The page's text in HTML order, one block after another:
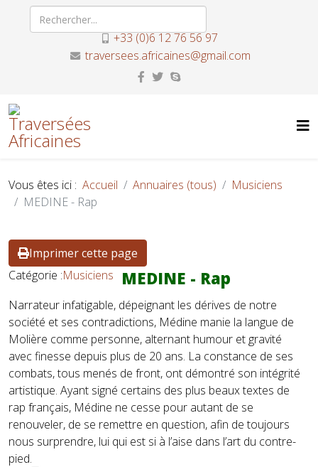
+33 (0)6 12 76 56 97
traversees.africaines@gmail.com
Vous êtes ici : Accueil Annuaires (tous)
Musiciens
MEDINE - Rap
Imprimer cette page
Catégorie :Musiciens MEDINE - Rap
Narrateur infatigable, dépeignant les dérives de notre
société et ses contradictions, Médine manie la langue de
Molière comme personne, alternant humour et gravité
avec finesse depuis plus de 20 ans. La constance de ses
combats, tous menés de front, ont démontré son intégrité
artistique. Ayant signé certains des plus beaux textes de
rap français, Médine ne cesse pour autant de se
renouveler, de se remettre en question, afin de toujours
nous surprendre, lui qui est si à l’aise dans l’art du contre-
pied.